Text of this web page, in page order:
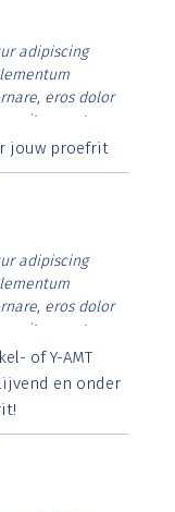
adipiscing
eros dolor
vitae erat.
rutrum lorem
jouw proefrit
adipiscing
eros dolor
vitae erat.
rutrum lorem
posuere.
of Y-AMT
en onder